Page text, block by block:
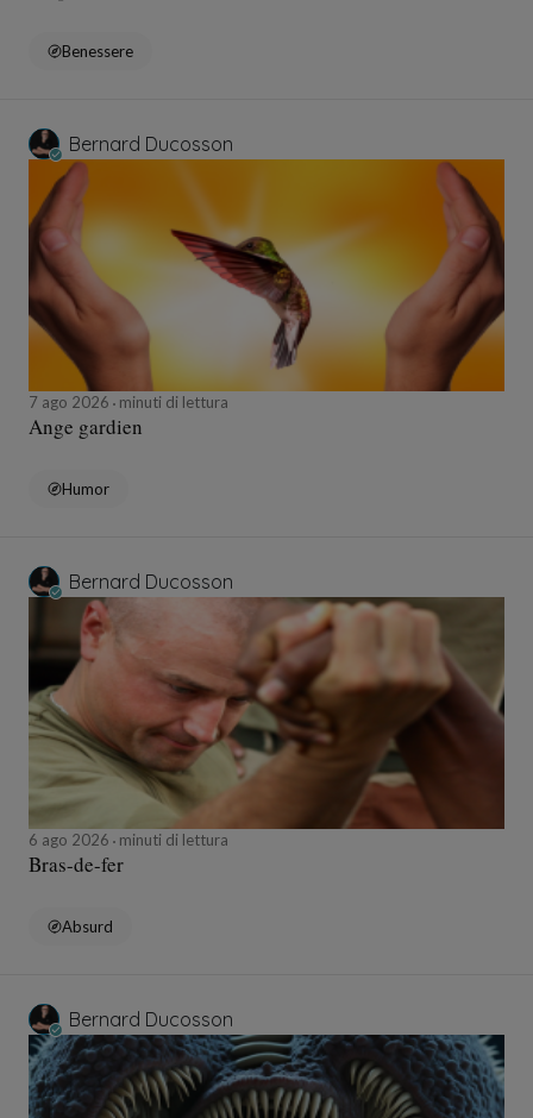
Benessere
Bernard Ducosson
7 ago 2026 minuti di lettura
Ange gardien
Humor
Bernard Ducosson
6 ago 2026 minuti di lettura
Bras-de-fer
Absurd
Bernard Ducosson